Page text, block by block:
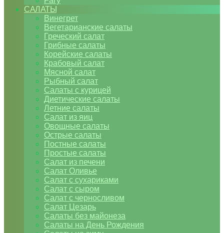
САЛАТЫ
Винегрет
Вегетарианские салаты
Греческий салат
Грибные салаты
Корейские салаты
Крабовый салат
Мясной салат
Рыбный салат
Салаты с курицей
Диетические салаты
Летние салаты
Салат из яиц
Овощные салаты
Острые салаты
Постные салаты
Простые салаты
Салат из печени
Салат Оливье
Салат с сухариками
Салат с сыром
Салат с черносливом
Салат Цезарь
Салаты без майонеза
Салаты на День Рождения